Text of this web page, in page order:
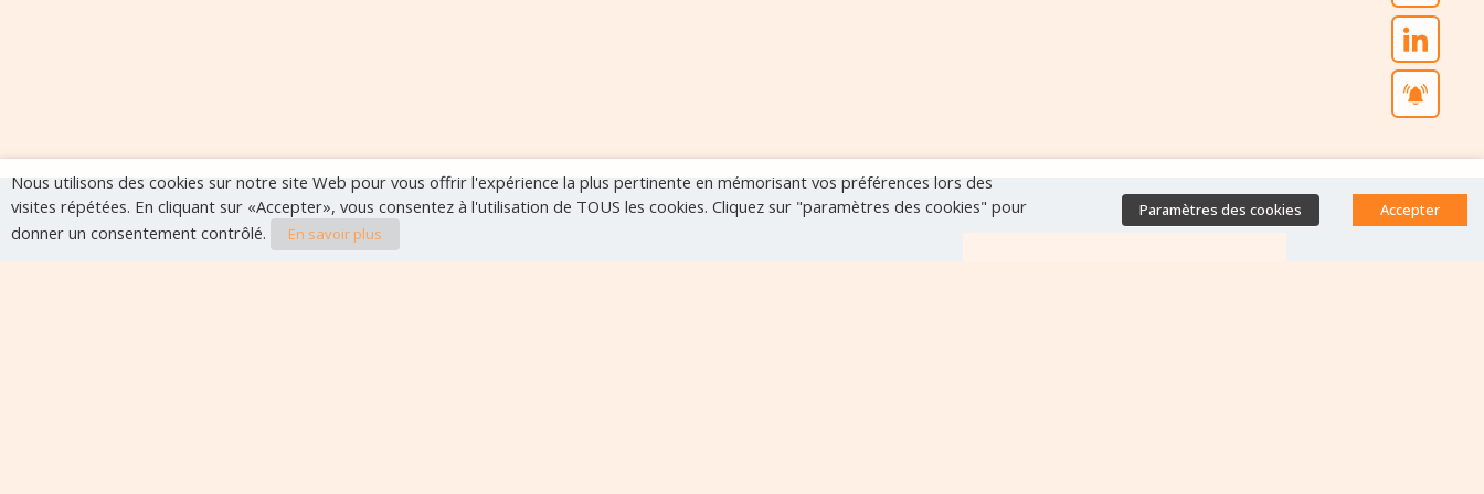
Nous utilisons des cookies sur notre site Web pour vous offrir l'expérience la plus pertinente en mémorisant vos préférences lors des
visites répétées. En cliquant sur «Accepter», vous consentez à l'utilisation de TOUS les cookies. Cliquez sur "paramètres des cookies" pour
donner un consentement contrôlé.
En savoir plus
Paramètres des cookies Accepter